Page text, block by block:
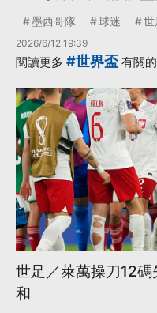
墨西哥隊 球迷 世
2026/6/12 19:39
閱讀更多 #世界盃 有關
世足／萊萬操刀12
和